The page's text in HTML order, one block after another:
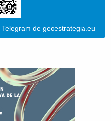
de geoestrategia.eu